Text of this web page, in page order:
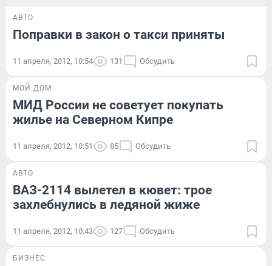
АВТО
Поправки в закон о такси приняты
11 апреля, 2012, 10:54 131 Обсудить
МОЙ ДОМ
МИД России не советует покупать
жилье на Северном Кипре
11 апреля, 2012, 10:51 85 Обсудить
АВТО
ВАЗ-2114 вылетел в кювет: трое
захлебнулись в ледяной жиже
11 апреля, 2012, 10:43 127 Обсудить
БИЗНЕС